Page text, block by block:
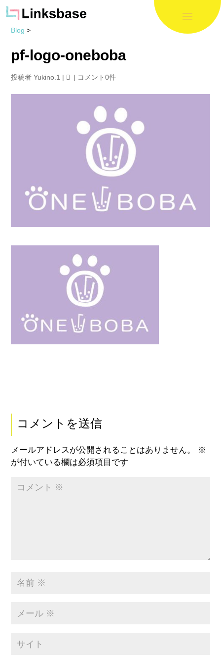
Blog >
pf-logo-oneboba
投稿者Yukino.1 | | コメント0件
コメントを送信
メールアドレスが公開されることはありません。
※
が付いている欄は必須項目です